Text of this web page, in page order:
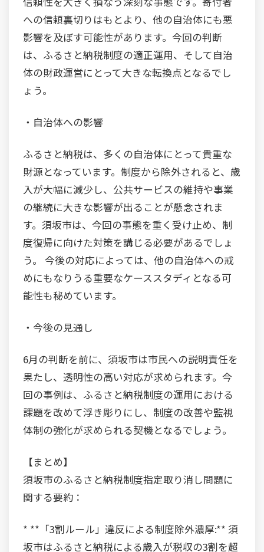
への信頼裏切りはもとより、他の自治体にも悪
影響を及ぼす可能性があります。今回の判断
は、ふるさと納税制度の適正運用、そして自治
体の財政運営にとって大きな転換点となるでし
ょう。
・自治体への影響
ふるさと納税は、多くの自治体にとって貴重な
財源となっています。制度から除外されると、歳
入が大幅に減少し、公共サービスの維持や事業
の継続に大きな影響が出ることが懸念されま
す。須坂市は、今回の事態を重く受け止め、制
度復帰に向けた対策を講じる必要があるでしょ
う。 今後の対応によっては、他の自治体への戒
めにもなりうる重要なケーススタディとなる可
能性も秘めています。
・今後の見通し
6月の判断を前に、須坂市は市民への説明責任を
果たし、透明性の高い対応が求められます。今
回の事例は、ふるさと納税制度の運用における
課題を改めて浮き彫りにし、制度の改善や監視
体制の強化が求められる契機となるでしょう。
【まとめ】
須坂市のふるさと納税制度指定取り消し問題に
関する要約：
* **「3割ルール」違反による制度除外濃厚:** 須
坂市はふるさと納税による歳入が税収の3割を超